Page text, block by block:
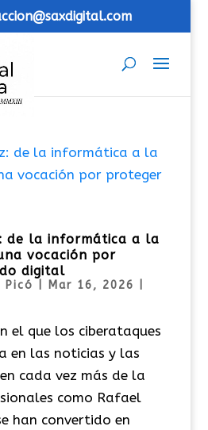
de la informática a la
vocación por
digital
Picó Mar 16, 2026
el que los ciberataques
en las noticias y las
cada vez más de la
como Rafael
han convertido en